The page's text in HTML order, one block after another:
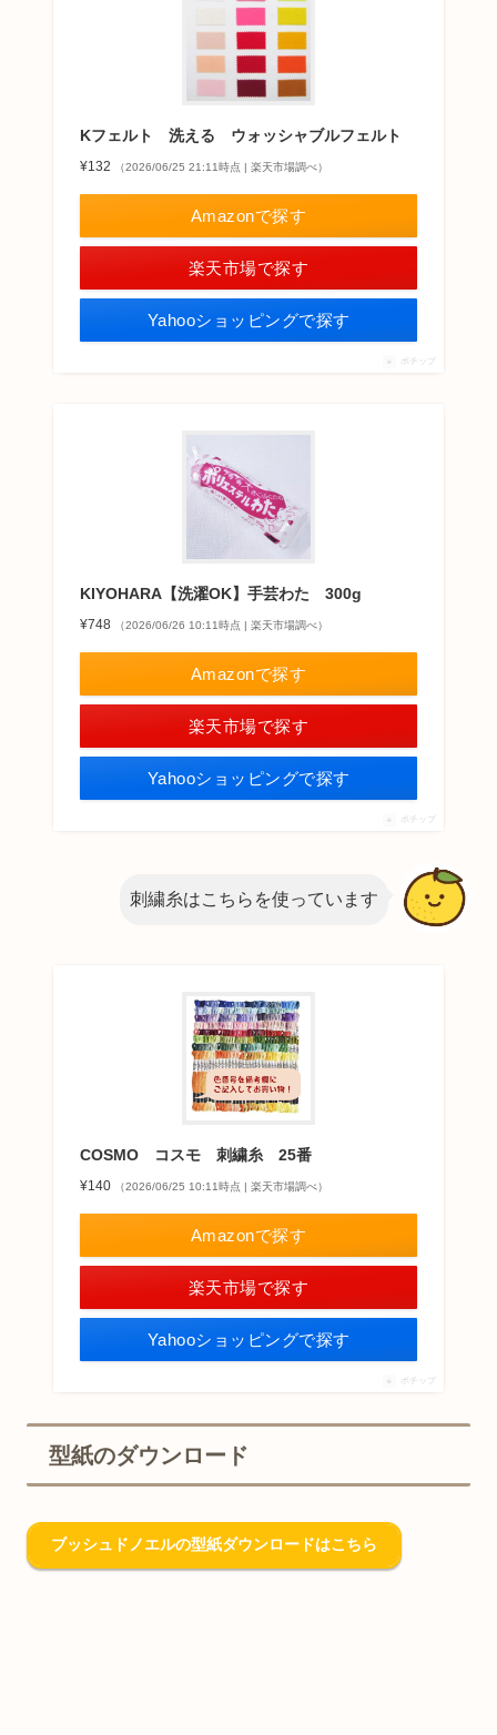
Kフェルト 洗える ウォッシャブルフェルト
¥132 （2026/06/25 21:11時点 | 楽天市場調べ）
Amazonで探す
楽天市場で探す
Yahooショッピングで探す
ポチップ
KIYOHARA【洗濯OK】手芸わた 300g
¥748 （2026/06/26 10:11時点 | 楽天市場調べ）
Amazonで探す
楽天市場で探す
Yahooショッピングで探す
ポチップ
刺繍糸はこちらを使っています
COSMO コスモ 刺繍糸 25番
¥140 （2026/06/25 10:11時点 | 楽天市場調べ）
Amazonで探す
楽天市場で探す
Yahooショッピングで探す
ポチップ
型紙のダウンロード
ブッシュドノエルの型紙ダウンロードはこちら